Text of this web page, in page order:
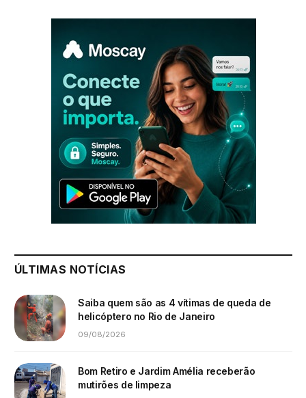
ÚLTIMAS NOTÍCIAS
Saiba quem são as 4 vítimas de queda de
helicóptero no Rio de Janeiro
09/08/2026
Bom Retiro e Jardim Amélia receberão
mutirões de limpeza